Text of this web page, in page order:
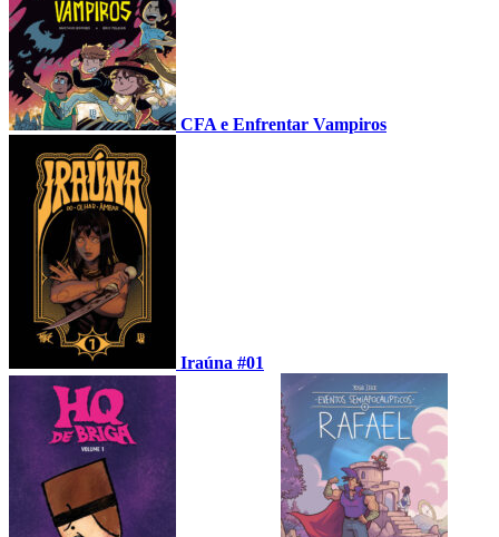
CFA e Enfrentar Vampiros
Iraúna #01